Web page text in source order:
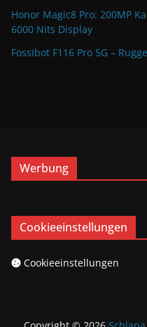
Honor Magic8 Pro: 200MP
6000 Nits Display
Fossibot F116 Pro 5G –
Werbung
Cookieeinstellungen
Cookieeinstellungen